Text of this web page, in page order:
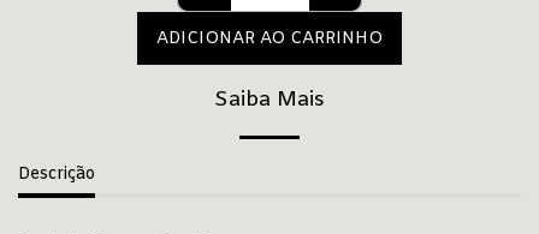
ADICIONAR AO CARRINHO
Saiba Mais
Descrição